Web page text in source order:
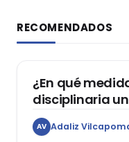
RECOMENDADOS
DERECHO
¿En qué
disciplinaria
libertad de
estudiantes?
AV Adaliz